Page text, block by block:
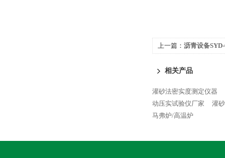
上一篇： 沥青设备
相关产品
灌砂法密实度测定仪器
动压实试验仪厂家
灌
马弗炉/高温炉